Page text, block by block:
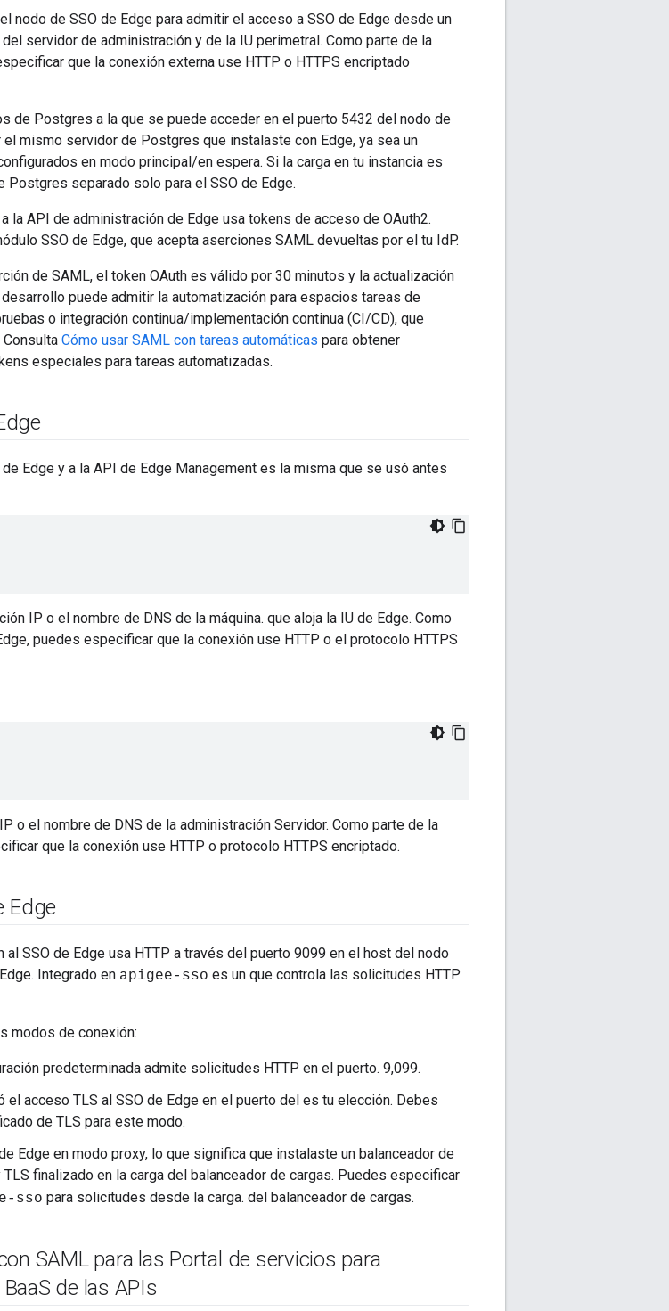
nodo de SSO de Edge para admitir el acceso a SSO de Edge desde un
servidor de administración y de la IU perimetral. Como parte de la
que la conexión externa use HTTP o HTTPS encriptado
de Postgres a la que se puede acceder en el puerto 5432 del nodo de
mismo servidor de Postgres que instalaste con Edge, ya sea un
en modo principal/en espera. Si la carga en tu instancia es
Postgres separado solo para el SSO de Edge.
la API de administración de Edge usa tokens de acceso de OAuth2.
SSO de Edge, que acepta aserciones SAML devueltas por el tu IdP.
de SAML, el token OAuth es válido por 30 minutos y la actualización
puede admitir la automatización para espacios tareas de
o integración continua/implementación continua (CI/CD), que
Cómo usar SAML con tareas automáticas para obtener
especiales para tareas automatizadas.
Edge y a la API de Edge Management es la misma que se usó antes
IP o el nombre de DNS de la máquina. que aloja la IU de Edge. Como
puedes especificar que la conexión use HTTP o el protocolo HTTPS
o el nombre de DNS de la administración Servidor. Como parte de la
que la conexión use HTTP o protocolo HTTPS encriptado.
Edge
al SSO de Edge usa HTTP a través del puerto 9099 en el host del nodo
Integrado en apigee-sso es un que controla las solicitudes HTTP
modos de conexión:
predeterminada admite solicitudes HTTP en el puerto. 9,099.
el acceso TLS al SSO de Edge en el puerto del es tu elección. Debes
de TLS para este modo.
Edge en modo proxy, lo que significa que instalaste un balanceador de
TLS finalizado en la carga del balanceador de cargas. Puedes especificar
sso para solicitudes desde la carga. del balanceador de cargas.
SAML para las Portal de servicios para
S de las APIs